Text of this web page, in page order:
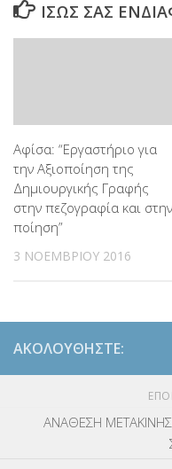
ΊΣΩΣ ΣΑΣ
Αφίσα: “Εργαστήριο για
την Αξιοποίηση της
Δημιουργικής Γραφής
στην πεζογραφία και στην
ποίηση”
3 ΝΟΕΜΒΡΊΟΥ 2016
ΑΚΟΛΟΥΘΉΣΤΕ:
ΑΝΑΘΕΣΗ